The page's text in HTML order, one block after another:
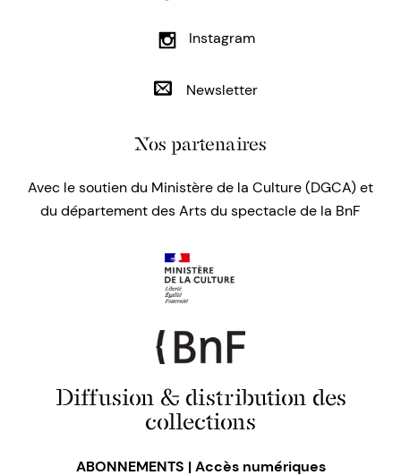
Instagram
Newsletter
Nos partenaires
Avec le soutien du Ministère de la Culture (DGCA) et
du département des Arts du spectacle de la BnF
Diffusion & distribution des
collections
ABONNEMENTS | Accès numériques